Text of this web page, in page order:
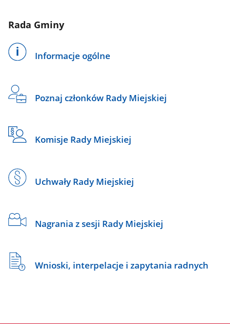
Rada Gminy
Informacje ogólne
Poznaj członków Rady Miejskiej
Komisje Rady Miejskiej
Uchwały Rady Miejskiej
Nagrania z sesji Rady Miejskiej
Wnioski, interpelacje i zapytania radnych